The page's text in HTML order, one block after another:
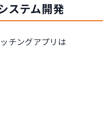
ステム開発
チングアプリは